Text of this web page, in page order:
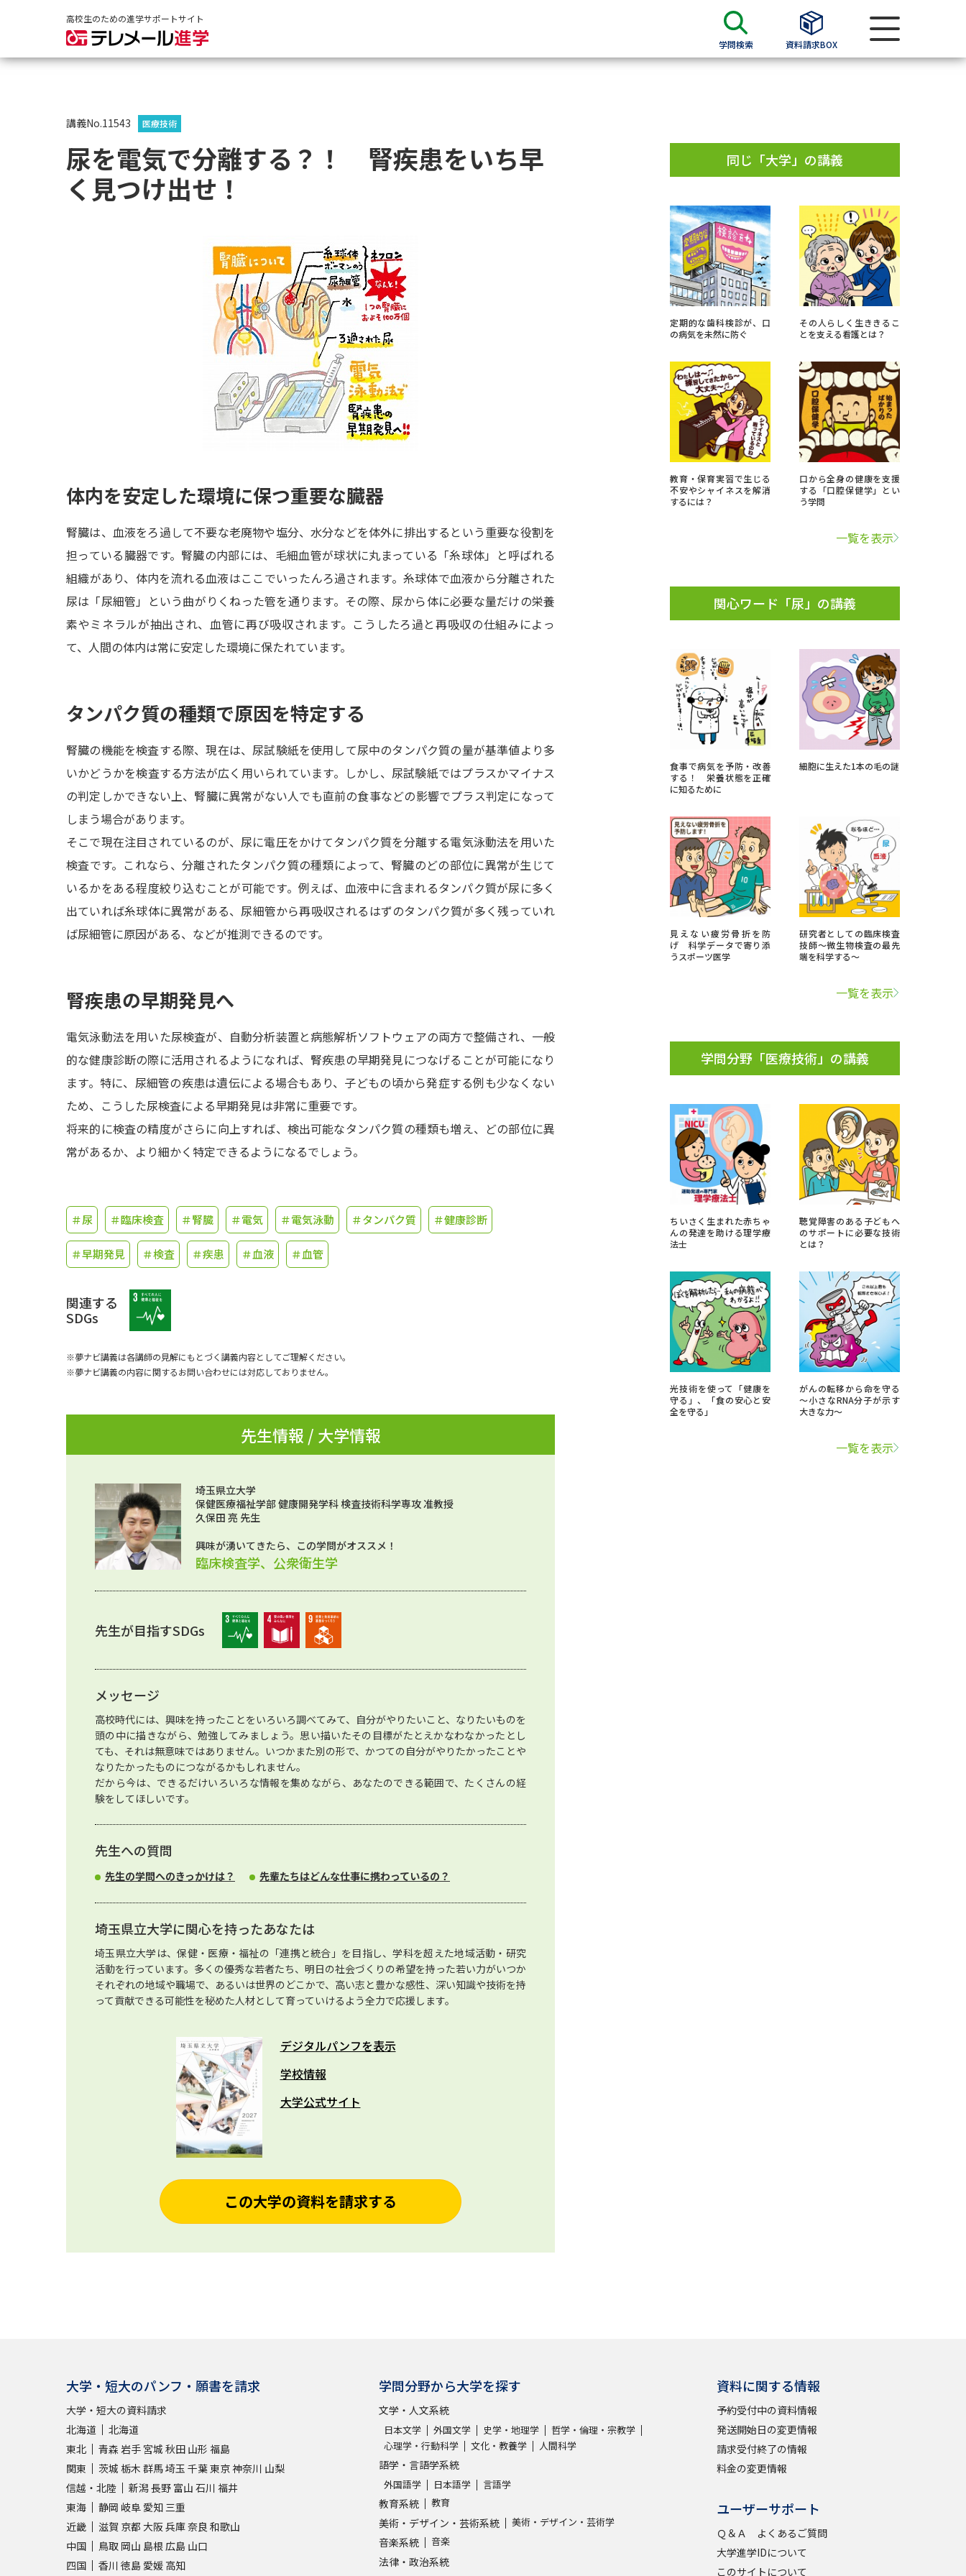
高校生のための進学サポートサイト
学問検索 資料請求BOX
大学・短大の資料種類から請求
学部・学科パンフ
大学入学共通テスト利用選抜の募集要項＆願書
過去問題集
留学・進学関連、塾・予備校
小学校教員資格認定試験
大学検索
大学で学べる内容や特徴を調べる
新増設大学・学部・学科特集
データサイエンス特集
進路の３択
新学年スタート号特集ページ（高3生用）
新学年スタート号特集ページ（高2生用）
実施プログラムから探す
来場型・Web型イベント特集
資料検索
志望校・出願校を調べる
併願校選び 受験スケジュールを立てよう
先輩が入学を決めた理由
新生活お役立ちガイド
大学で学びたい学問発見
学問のミニ講義「夢ナビ講義」
このサイトについて
資料の料金の
受付内容・発送状況の確認 テレメール
お支払いサイト
お問合せ先
訂正のご案内
講義No.11543 医療技術
尿を電気で分離する？！ 腎疾患をいち早
く見つけ出せ！
体内を安定した環境に保つ重要な臓器
腎臓は、血液をろ過して不要な老廃物や塩分、水分などを体外に排出するという重要な役割を
担っている臓器です。腎臓の内部には、毛細血管が球状に丸まっている「糸球体」と呼ばれる
組織があり、体内を流れる血液はここでいったんろ過されます。糸球体で血液から分離された
尿は「尿細管」という曲がりくねった管を通ります。その際、尿から体に必要な量だけの栄養
素やミネラルが抽出され、血管に再び吸収されます。こうしたろ過と再吸収の仕組みによっ
て、人間の体内は常に安定した環境に保たれています。
タンパク質の種類で原因を特定する
腎臓の機能を検査する際、現在は、尿試験紙を使用して尿中のタンパク質の量が基準値より多
いかどうかを検査する方法が広く用いられています。しかし、尿試験紙ではプラスかマイナス
の判定しかできない上、腎臓に異常がない人でも直前の食事などの影響でプラス判定になって
しまう場合があります。
そこで現在注目されているのが、尿に電圧をかけてタンパク質を分離する電気泳動法を用いた
検査です。これなら、分離されたタンパク質の種類によって、腎臓のどの部位に異常が生じて
いるかをある程度絞り込むことが可能です。例えば、血液中に含まれるタンパク質が尿に多く
出ていれば糸球体に異常がある、尿細管から再吸収されるはずのタンパク質が多く残っていれ
ば尿細管に原因がある、などが推測できるのです。
腎疾患の早期発見へ
電気泳動法を用いた尿検査が、自動分析装置と病態解析ソフトウェアの両方で整備され、一般
的な健康診断の際に活用されるようになれば、腎疾患の早期発見につなげることが可能になり
ます。特に、尿細管の疾患は遺伝による場合もあり、子どもの頃から発症する例も少なくない
ため、こうした尿検査による早期発見は非常に重要です。
将来的に検査の精度がさらに向上すれば、検出可能なタンパク質の種類も増え、どの部位に異
常があるか、より細かく特定できるようになるでしょう。
＃尿 ＃臨床検査 ＃腎臓 ＃電気 ＃電気泳動 ＃タンパク質 ＃健康診断
＃早期発見 ＃検査 ＃疾患 ＃血液 ＃血管
関連する
SDGs
※夢ナビ講義は各講師の見解にもとづく講義内容としてご理解ください。
※夢ナビ講義の内容に関するお問い合わせには対応しておりません。
先生情報 / 大学情報
埼玉県立大学
保健医療福祉学部 健康開発学科 検査技術科学専攻 准教授
久保田 亮 先生
興味が湧いてきたら、この学問がオススメ！
臨床検査学、公衆衛生学
先生が目指すSDGs
メッセージ
高校時代には、興味を持ったことをいろいろ調べてみて、自分がやりたいこと、なりたいものを
頭の中に描きながら、勉強してみましょう。思い描いたその目標がたとえかなわなかったとし
ても、それは無意味ではありません。いつかまた別の形で、かつての自分がやりたかったことや
なりたかったものにつながるかもしれません。
だから今は、できるだけいろいろな情報を集めながら、あなたのできる範囲で、たくさんの経
験をしてほしいです。
先生への質問
先生の学問へのきっかけは？ 先輩たちはどんな仕事に携わっているの？
埼玉県立大学に関心を持ったあなたは
埼玉県立大学は、保健・医療・福祉の「連携と統合」を目指し、学科を超えた地域活動・研究
活動を行っています。多くの優秀な若者たち、明日の社会づくりの希望を持った若い力がいつか
それぞれの地域や職場で、あるいは世界のどこかで、高い志と豊かな感性、深い知識や技術を持
って貢献できる可能性を秘めた人材として育っていけるよう全力で応援します。
デジタルパンフを表示
学校情報
大学公式サイト
この大学の資料を請求する
同じ「大学」の講義
定期的な歯科検診が、口
の病気を未然に防ぐ
その人らしく生ききるこ
とを支える看護とは？
教育・保育実習で生じる
不安やシャイネスを解消
するには？
口から全身の健康を支援
する「口腔保健学」とい
う学問
一覧を表示
関心ワード「尿」の講義
食事で病気を予防・改善
する！ 栄養状態を正確
に知るために
細胞に生えた1本の毛の謎
見えない疲労骨折を防
げ 科学データで寄り添
うスポーツ医学
研究者としての臨床検査
技師～微生物検査の最先
端を科学する～
一覧を表示
学問分野「医療技術」の講義
ちいさく生まれた赤ちゃ
んの発達を助ける理学療
法士
聴覚障害のある子どもへ
のサポートに必要な技術
とは？
光技術を使って「健康を
守る」、「食の安心と安
全を守る」
がんの転移から命を守る
～小さなRNA分子が示す
大きな力～
一覧を表示
大学・短大のパンフ・願書を請求
大学・短大の資料請求
北海道
北海道
東北
青森 岩手 宮城 秋田 山形 福島
関東
茨城 栃木 群馬埼玉 千葉東京神奈川 山梨
信越・北陸
新潟長野 富山 石川 福井
東海
静岡 岐阜 愛知 三重
近畿
滋賀 京都 大阪兵庫奈良 和歌山
中国
鳥取 岡山 島根 広島 山口
四国
香川 徳島 愛媛 高知
学問分野から大学を探す
文学・人文系統
日本文学 外国文学 史学・地理学
哲学・倫理・宗教学
心理学・行動科学
文化・教養学 人間科学
語学・言語学系統
外国語学 日本語学 言語学
教育系統 教育
美術・デザイン・芸術系統 美術・デザイン・芸術学
音楽系統 音楽
法律・政治系統
資料に関する情報
予約受付中の資料情報
発送開始日の変更情報
請求受付終了の情報
料金の変更情報
ユーザーサポート
Ｑ＆Ａ よくあるご質問
大学進学IDについて
このサイトについて